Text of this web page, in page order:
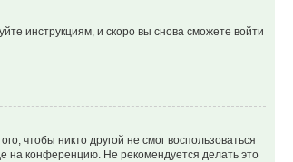
инструкциям, и скоро вы снова сможете войти
чтобы никто другой не смог воспользоваться
на конференцию. Не рекомендуется делать это